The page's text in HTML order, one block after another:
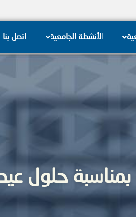
الأنشطة الجامعية اتصل بنا
حلول